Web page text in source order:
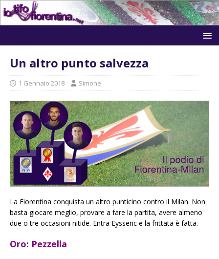
Un altro punto salvezza
1 Gennaio 2018 Simone
La Fiorentina conquista un altro punticino contro il Milan. Non
basta giocare meglio, provare a fare la partita, avere almeno
due o tre occasioni nitide. Entra Eysseric e la frittata è fatta.
Oro: Pezzella